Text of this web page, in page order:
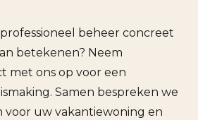
beheer concreet
betekenen? Neem
met ons op voor een
Samen bespreken we
voor uw vakantiewoning en